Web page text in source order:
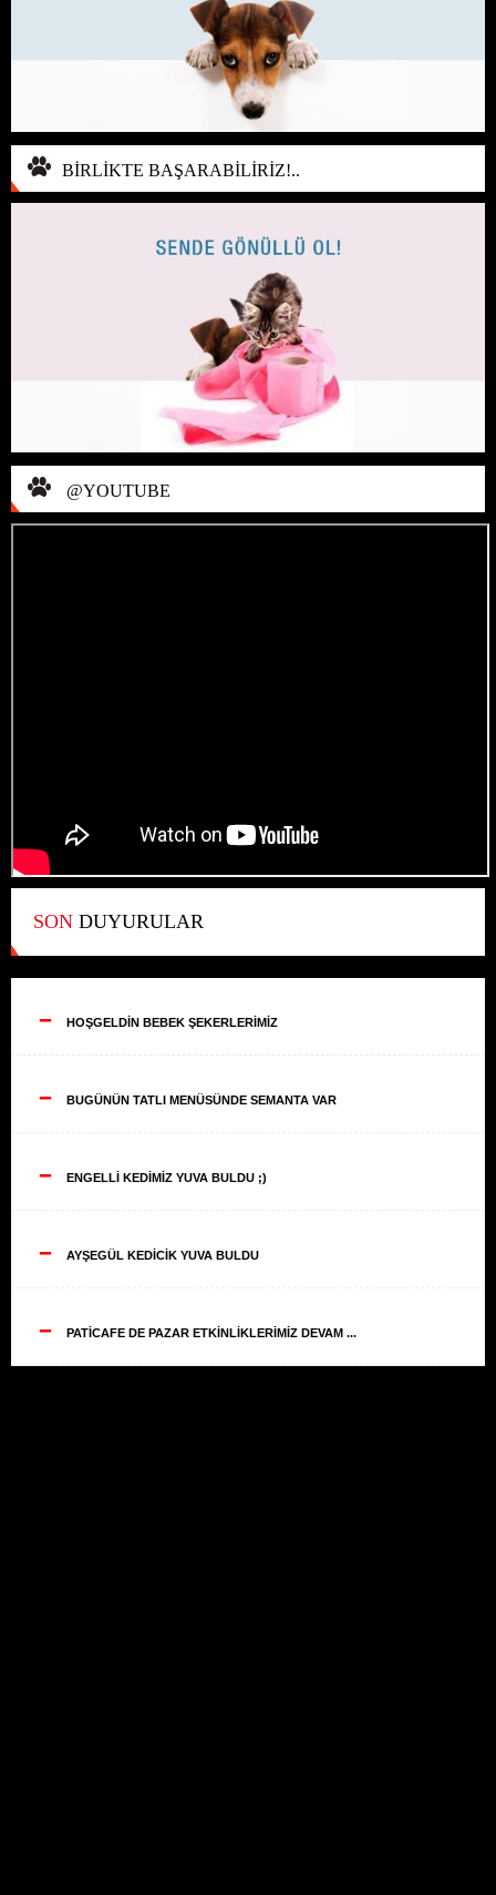
BİRLİKTE BAŞARABİLİRİZ!..
@YOUTUBE
SON DUYURULAR
-- HOŞGELDİN BEBEK ŞEKERLERİMİZ
-- BUGÜNÜN TATLI MENÜSÜNDE SEMANTA VAR
-- ENGELLİ KEDİMİZ YUVA BULDU ;)
-- AYŞEGÜL KEDİCİK YUVA BULDU
-- PATİCAFE DE PAZAR ETKİNLİKLERİMİZ DEVAM ...